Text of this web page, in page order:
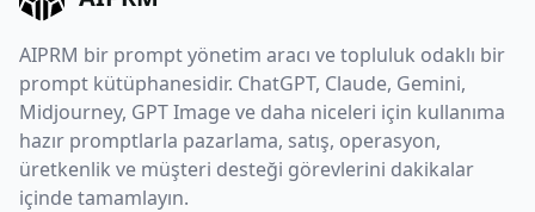
AIPRM bir prompt yönetim aracı ve topluluk odaklı bir
prompt kütüphanesidir. ChatGPT, Claude, Gemini,
Midjourney, GPT Image ve daha niceleri için kullanıma
hazır promptlarla pazarlama, satış, operasyon,
üretkenlik ve müşteri desteği görevlerini dakikalar
içinde tamamlayın.